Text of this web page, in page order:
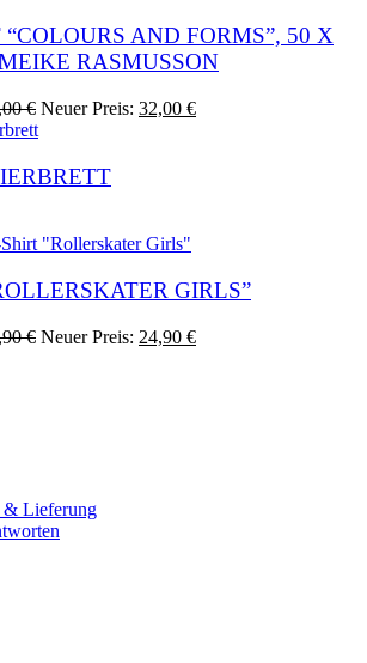
AND FORMS”, 50 X
RASMUSSON
€ Ursprünglicher
42,00 €
Neuer Preis: 32,00 €Aktueller
GIRLS”
€ Ursprünglicher
Neuer Preis: 24,90 €Aktueller
Dieses
& Lieferung